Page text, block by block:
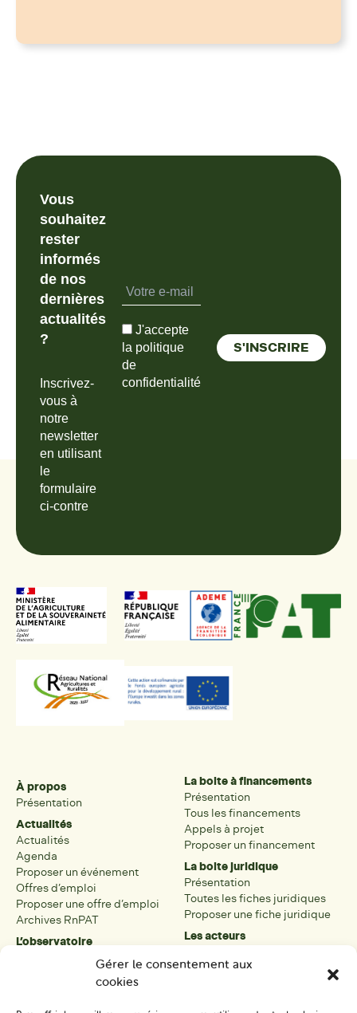
Gérer le consentement aux
cookies
Vous
souhaitez
rester
informés
de nos
dernières
actualités
?
Inscrivez-
vous à
notre
newsletter
en utilisant
le
formulaire
ci-contre
J'accepte
la politique
de
confidentialité
À propos
Présentation
Actualités
Actualités
Agenda
Proposer un événement
Offres d’emploi
Proposer une offre d’emploi
Archives RnPAT
L’observatoire
Présentation de l’observatoire
La boite à financements
Présentation
Tous les financements
Appels à projet
Proposer un financement
La boite juridique
Présentation
Toutes les fiches juridiques
Proposer une fiche juridique
Les acteurs
Tous les acteurs